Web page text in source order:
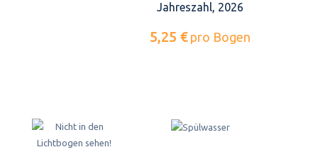
Jahreszahl, 2026
5,25 € pro Bogen